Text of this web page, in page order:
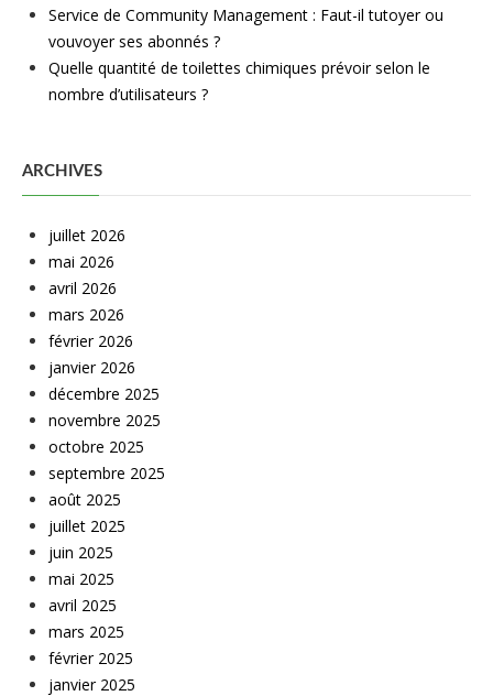
Service de Community Management : Faut-il tutoyer ou
vouvoyer ses abonnés ?
Quelle quantité de toilettes chimiques prévoir selon le
nombre d’utilisateurs ?
ARCHIVES
juillet 2026
mai 2026
avril 2026
mars 2026
février 2026
janvier 2026
décembre 2025
novembre 2025
octobre 2025
septembre 2025
août 2025
juillet 2025
juin 2025
mai 2025
avril 2025
mars 2025
février 2025
janvier 2025